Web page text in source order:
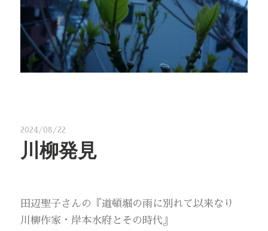
2024/08/22
川柳発見
田辺聖子さんの『道頓堀の雨に別れて以来なり
川柳作家・岸本水府とその時代』